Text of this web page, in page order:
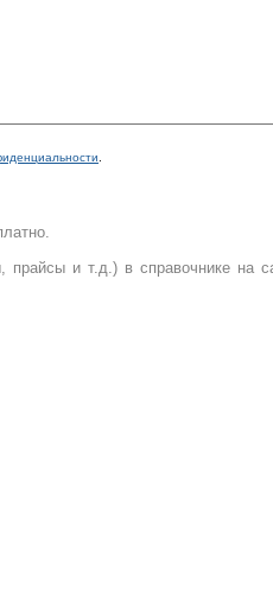
прайсы и т.д.) в справочнике на